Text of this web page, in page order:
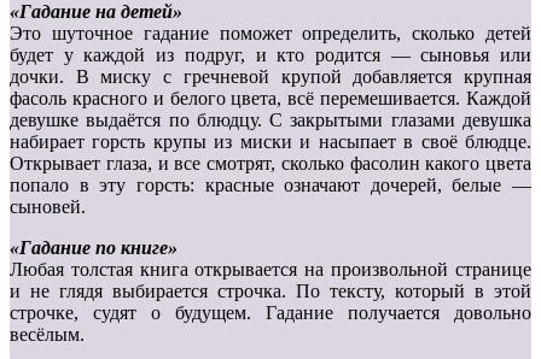
«Гадание на детей»
Это шуточное гадание поможет определить, сколько детей
будет у каждой из подруг, и кто родится — сыновья или
дочки. В миску с гречневой крупой добавляется крупная
фасоль красного и белого цвета, всё перемешивается. Каждой
девушке выдаётся по блюдцу. С закрытыми глазами девушка
набирает горсть крупы из миски и насыпает в своё блюдце.
Открывает глаза, и все смотрят, сколько фасолин какого цвета
попало в эту горсть: красные означают дочерей, белые —
сыновей.
«Гадание по книге»
Любая толстая книга открывается на произвольной странице
и не глядя выбирается строчка. По тексту, который в этой
строчке, судят о будущем. Гадание получается довольно
весёлым.